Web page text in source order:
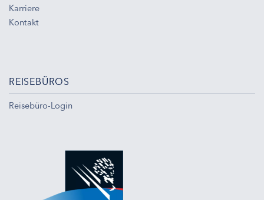
Karriere
Kontakt
REISEBÜROS
Reisebüro-Login